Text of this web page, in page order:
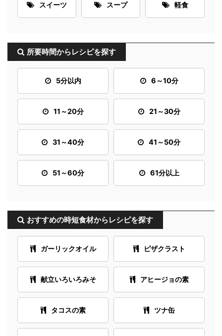
スイーツ スープ 軽食
所要時間からレシピを探す
5分以内 6～10分
11～20分 21～30分
31～40分 41～50分
51～60分 61分以上
おすすめの時短食材からレシピを探す
ガーリックオイル ピザクラスト
献立いろいろみそ アヒージョの素
タコスの素 ツナ缶